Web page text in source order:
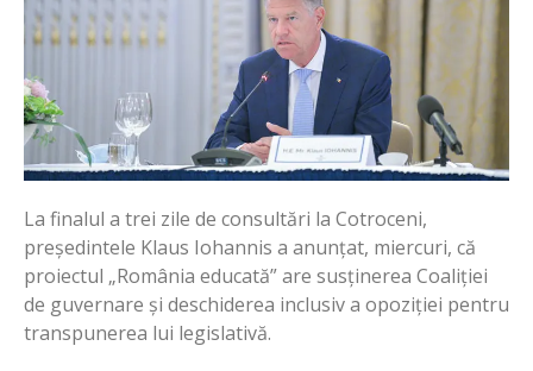
La finalul a trei zile de consultări la Cotroceni,
președintele Klaus Iohannis a anunțat, miercuri, că
proiectul „România educată” are susținerea Coaliției
de guvernare și deschiderea inclusiv a opoziției pentru
transpunerea lui legislativă.